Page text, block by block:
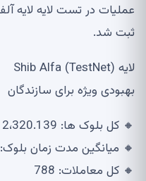
ثبت شد.
لایه Shib Alfa (TestNet)
بهبودی ویژه برای سازندگان
🔸 کل بلوک ها: 2،320.139
🔸 میانگین مدت زمان بلوک: 2.0s
🔸 کل معاملات: 788